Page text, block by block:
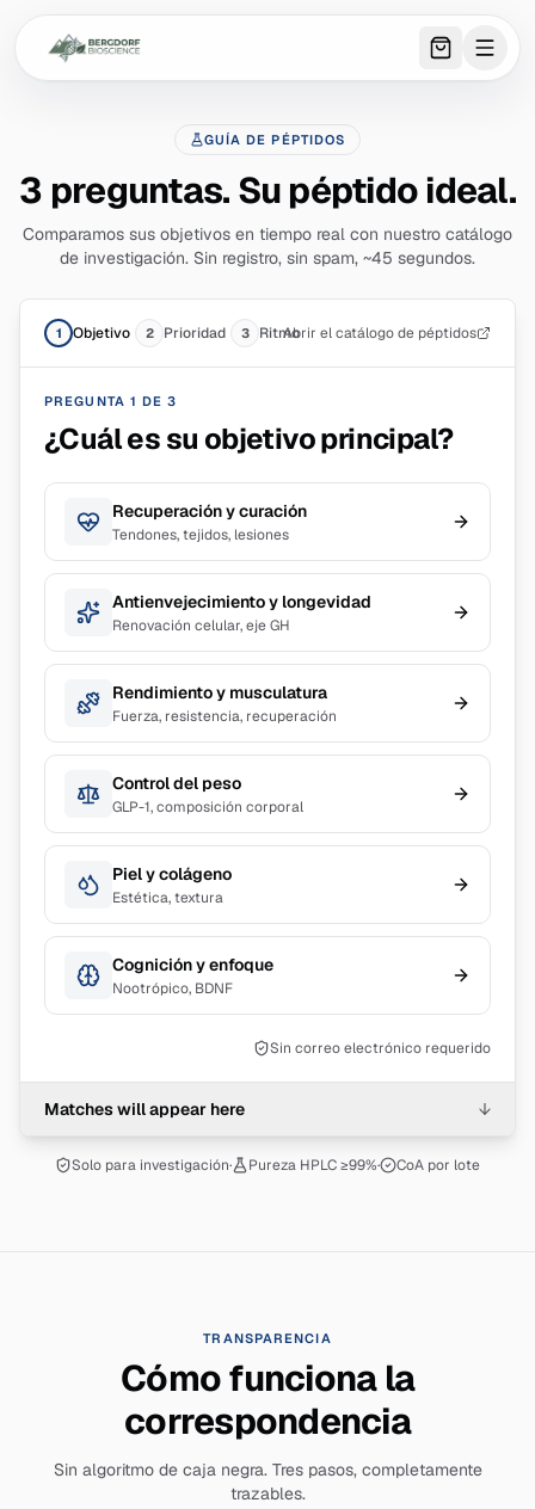
0 item
GUÍA DE PÉPTIDOS
3 preguntas. Su péptido ideal.
Comparamos sus objetivos en tiempo real con nuestro catálogo
de investigación. Sin registro, sin spam, ~45 segundos.
1 Objetivo 2 Prioridad 3 RitmoAbrir el catálogo de péptidos
PREGUNTA 1 DE 3
¿Cuál es su objetivo principal?
Recuperación y curación
Tendones, tejidos, lesiones
Antienvejecimiento y longevidad
Renovación celular, eje GH
Rendimiento y musculatura
Fuerza, resistencia, recuperación
Control del peso
GLP-1, composición corporal
Piel y colágeno
Estética, textura
Cognición y enfoque
Nootrópico, BDNF
Sin correo electrónico requerido
Matches will appear here ↓
Solo para investigación· Pureza HPLC ≥99%· CoA por lote
TRANSPARENCIA
Cómo funciona la
correspondencia
Sin algoritmo de caja negra. Tres pasos, completamente
trazables.